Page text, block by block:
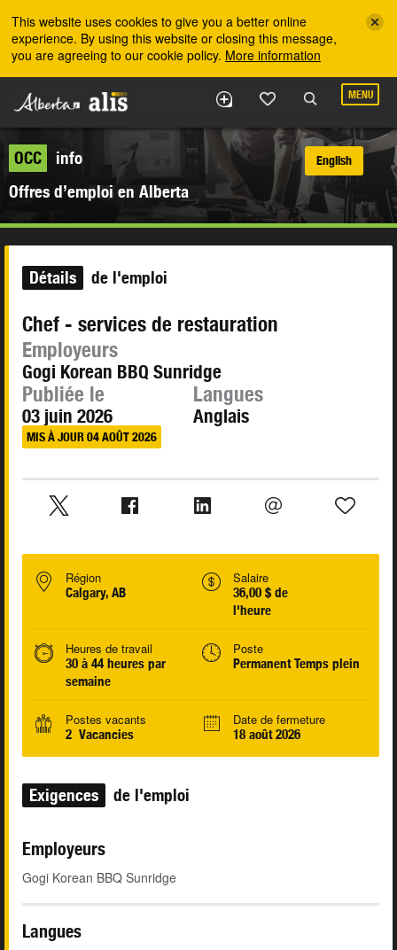
This website uses cookies to give you a better online
experience. By using this website or closing this message,
you are agreeing to our cookie policy. More information
MENU
OCC
info
Offres d’emploi en Alberta
English
Détails de l'emploi
Chef - services de restauration
Employeurs
Gogi Korean BBQ Sunridge
Publiée le
03 juin 2026
MIS À JOUR 04 AOÛT 2026
Langues
Anglais
Région
Calgary, AB
Salaire
36,00 $ de
l'heure
Heures de travail
30 à 44 heures par
semaine
Poste
Permanent Temps plein
Postes vacants
2 Vacancies
Date de fermeture
18 août 2026
Exigences de l'emploi
Employeurs
Gogi Korean BBQ Sunridge
Langues